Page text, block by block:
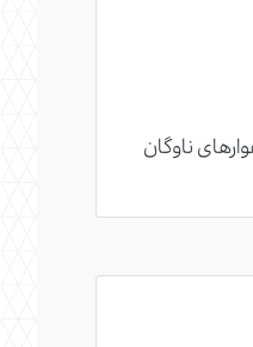
ناوگان